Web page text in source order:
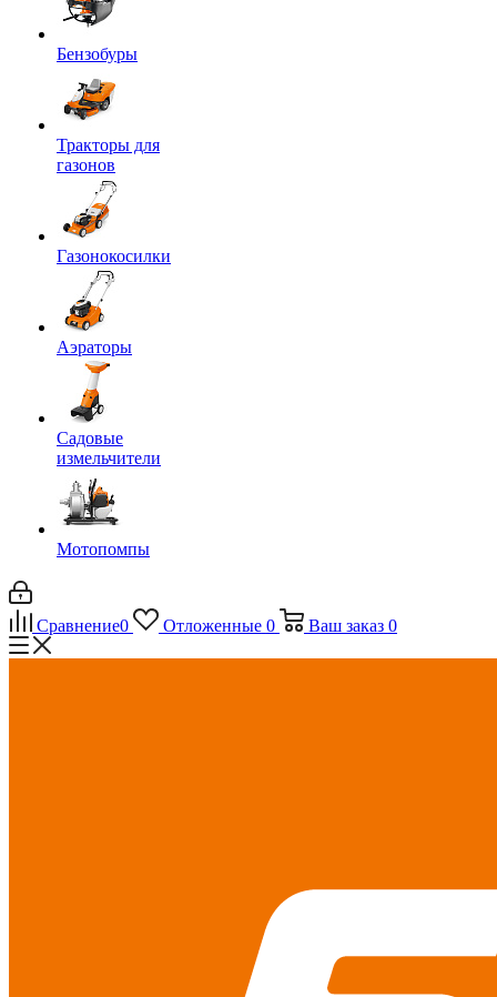
Бензобуры
Тракторы для
газонов
Газонокосилки
Аэраторы
Садовые
измельчители
Мотопомпы
Сравнение0 Отложенные 0 Ваш заказ 0